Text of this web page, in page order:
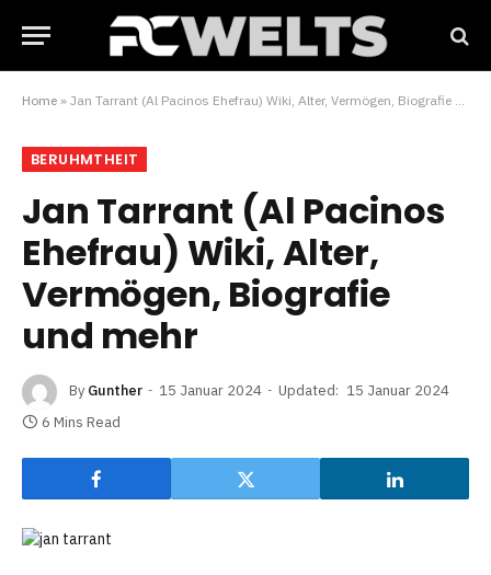
Home » Jan Tarrant (Al Pacinos Ehefrau) Wiki, Alter, Vermögen, Biografie und mehr
BERUHMTHEIT
Jan Tarrant (Al Pacinos
Ehefrau) Wiki, Alter,
Vermögen, Biografie
und mehr
By Gunther 15 Januar 2024 Updated: 15 Januar 2024
6 Mins Read